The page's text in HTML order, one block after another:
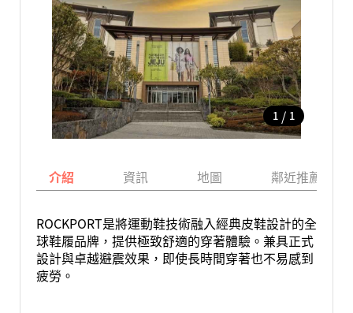
1 / 1
介紹 資訊 地圖 鄰近推薦景點
ROCKPORT是將運動鞋技術融入經典皮鞋設計的全
球鞋履品牌，提供極致舒適的穿著體驗。兼具正式
設計與卓越避震效果，即使長時間穿著也不易感到
疲勞。